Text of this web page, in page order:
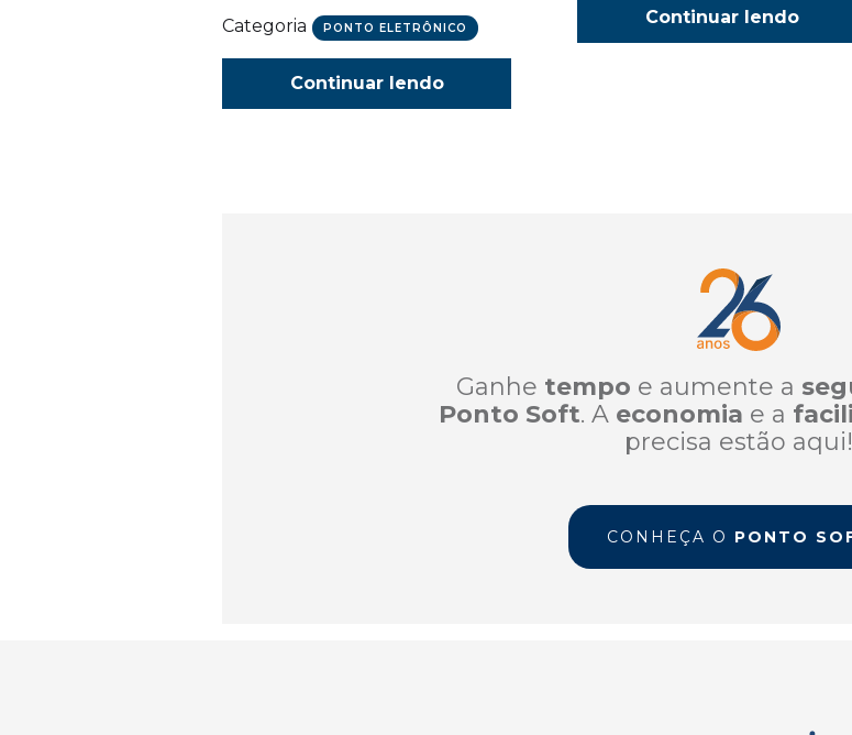
Categoria PONTO ELETRÔNICO
Continuar lendo
Continuar lendo
Ganhe tempo e aumente a
Ponto Soft. A economia e a
precisa estão aqui!
CONHEÇA O PONTO